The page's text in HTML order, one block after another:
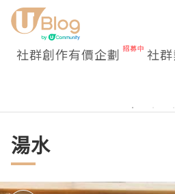
社群創作有價企劃 社
湯水